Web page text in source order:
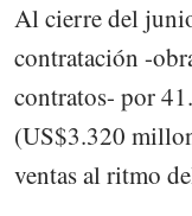
Al cierre del
contratación -
contratos- por
(US$3.320
ventas al ritmo